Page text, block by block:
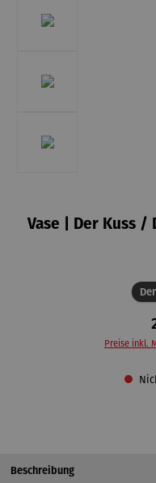
Vase | Der Kuss /
Preise inkl.
Beschreibung